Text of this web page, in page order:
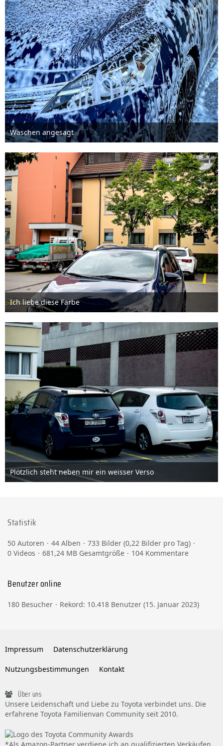
Waschen angesagt
23. Juni 2022
Ich liebe diese Farbe
18. Juni 2022
Plötzlich steht neben mir ein weisser Verso
18. Juni 2022
Statistik
50 Autoren 44 Alben
733 Bilder (0,22 Bilder pro Tag)
0 Videos
681,24 MB Gesamtgröße 104 Kommentare
Benutzer online
180 Besucher Rekord: 10.418 Benutzer (15. Januar 2023)
Impressum Datenschutzerklärung
Nutzungsbestimmungen Kontakt
Über uns
Unsere Leidenschaft und Liebe zu Toyota verbindet uns. Die
erfahrene Toyota Familienvan Community seit 2010.